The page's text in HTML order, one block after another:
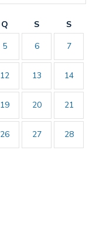
Q S
S
5 6 7
12 13 14
19 20 21
26 27 28